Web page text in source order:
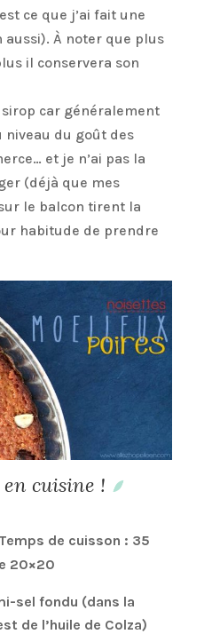
ce que j’ai fait une
aussi). À noter que plus
il conservera son
sirop car généralement
niveau du goût des
et je n’ai pas la
(déjà que mes
le balcon tirent la
habitude de prendre
en cuisine !
de cuisson : 35
20×20
sel fondu (dans la
de l’huile de Colza)